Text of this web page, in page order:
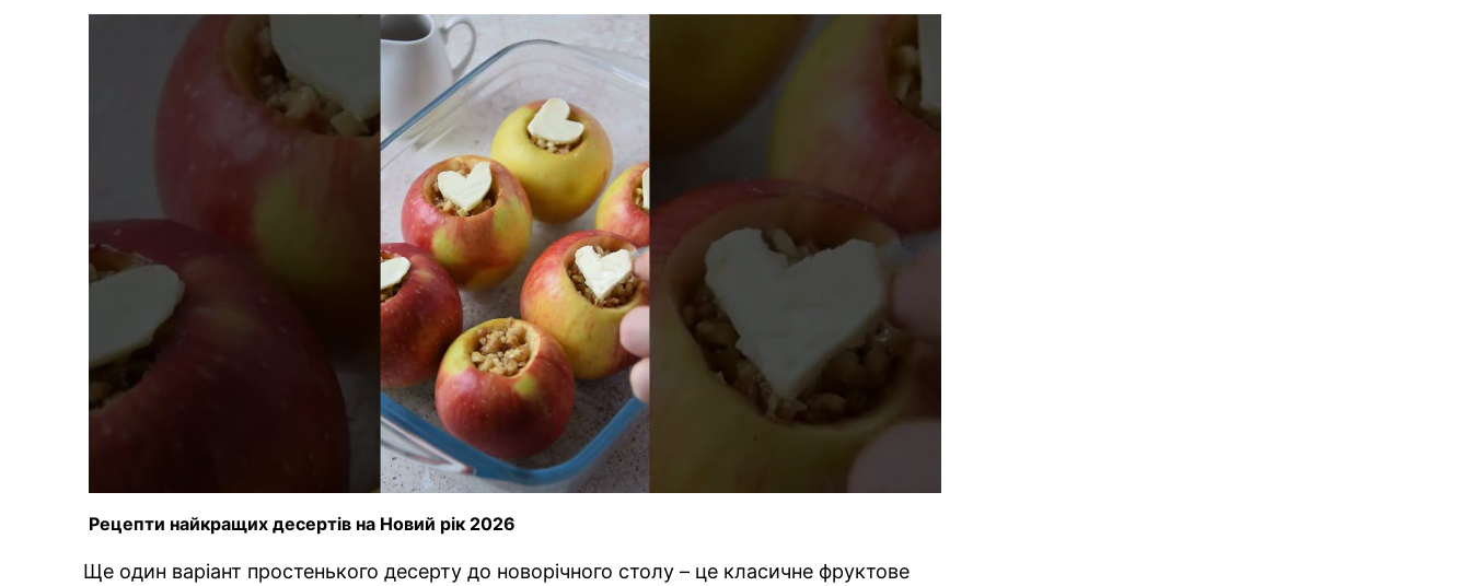
Рецепти найкращих десертів на Новий рік 2026
Ще один варіант простенького десерту до новорічного столу – це класичне фруктове